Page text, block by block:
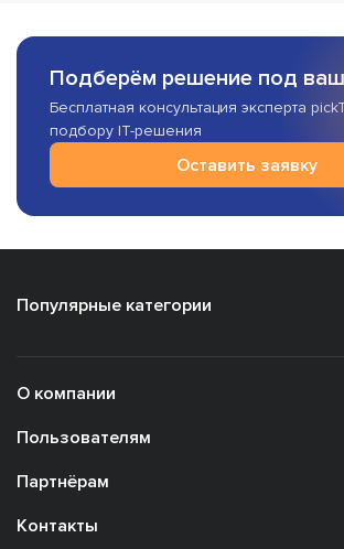
Подберём решение под
Бесплатная консультация эксперта
подбору IT-решения
Оставить заявку
Популярные категории
О компании
Пользователям
Партнёрам
Контакты